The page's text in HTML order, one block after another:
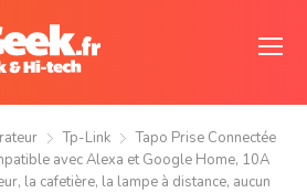
Tp-Link
Tapo Prise Connectée
avec Alexa et Google Home, 10A
la cafetière, la lampe à distance, aucun